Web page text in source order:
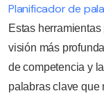
Planificador de
Estas
visión más
de competencia y
palabras clave que